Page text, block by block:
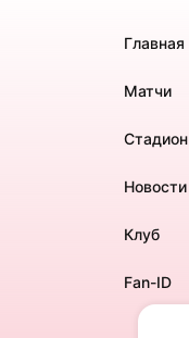
Главная
Матчи
Стадион
Новости
Клуб
Fan-ID